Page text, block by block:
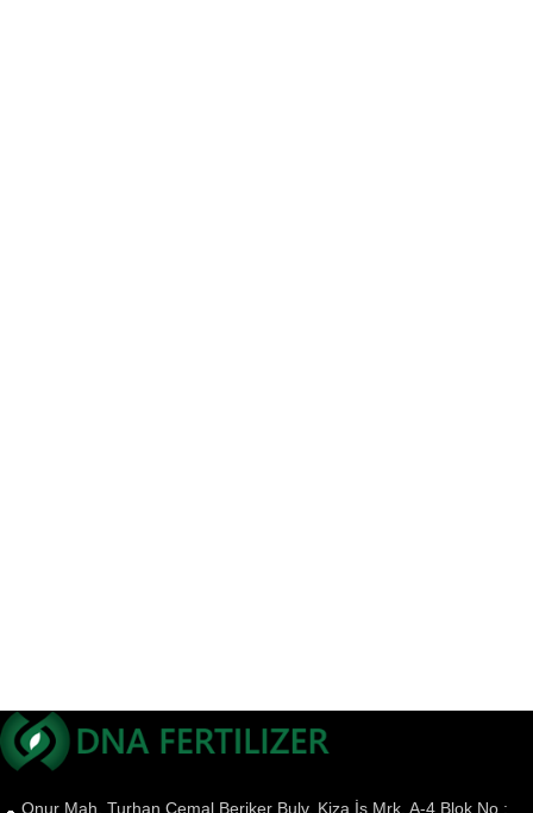
Onur Mah. Turhan Cemal Beriker Bulv. Kiza İş Mrk. A-4 Blok No :